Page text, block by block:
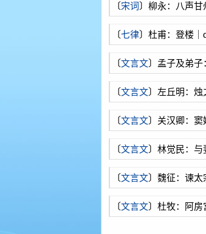
〔宋词〕柳永：八声甘
〔七律〕杜甫：登楼｜
〔文言文〕孟子及弟
〔文言文〕左丘明：烛
〔文言文〕关汉卿：窦
〔文言文〕林觉民：
〔文言文〕魏征：谏太
〔文言文〕杜牧：阿房